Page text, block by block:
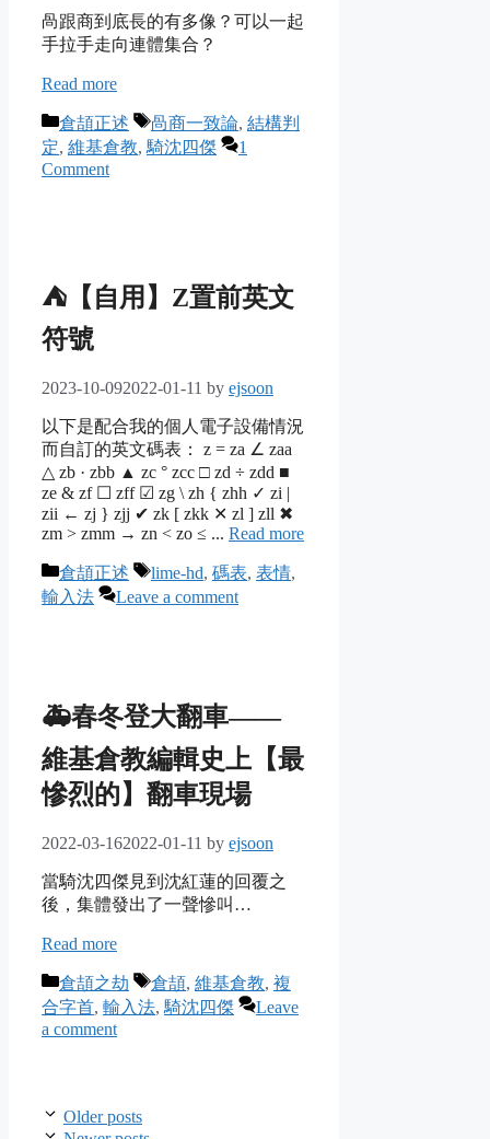
咼跟商到底長的有多像？可以一起
手拉手走向連體集合？
Read more
Categories
倉頡正述 Tags
咼商一致論, 結構判
定, 維基倉教, 騎沈四傑
1
Comment
⛺【自用】Z置前英文
符號
2023-10-092022-01-11 by ejsoon
以下是配合我的個人電子設備情況
而自訂的英文碼表： z = za ∠ zaa
△ zb · zbb ▲ zc ° zcc □ zd ÷ zdd ■
ze & zf ☐ zff ☑ zg \ zh { zhh ✓ zi |
zii ← zj } zjj ✔ zk [ zkk ✕ zl ] zll ✖
zm > zmm → zn < zo ≤ ... Read more
Categories
倉頡正述 Tags
lime-hd, 碼表, 表情,
輸入法
Leave a comment
🚑春冬登大翻車——
維基倉教編輯史上【最
慘烈的】翻車現場
2022-03-162022-01-11 by ejsoon
當騎沈四傑見到沈紅蓮的回覆之
後，集體發出了一聲慘叫…
Read more
Categories
倉頡之劫 Tags
倉頡, 維基倉教, 複
合字首, 輸入法, 騎沈四傑
Leave
a comment
Older posts